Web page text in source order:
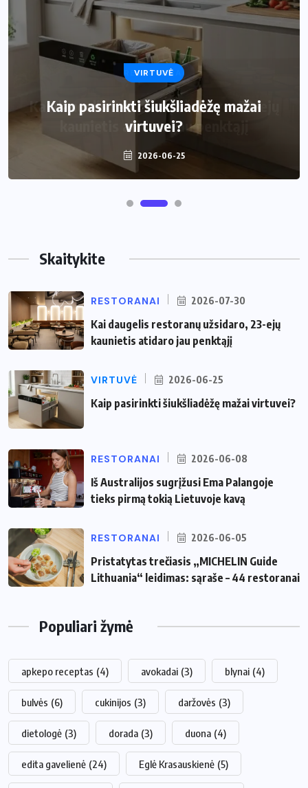
VIRTUVĖ
Kaip pasirinkti šiukšliadėžę mažai
virtuvei?
2026-06-25
Skaitykite
RESTORANAI 2026-07-30
Kai daugelis restoranų užsidaro, 23-ejų
kaunietis atidaro jau penktąjį
VIRTUVĖ 2026-06-25
Kaip pasirinkti šiukšliadėžę mažai virtuvei?
RESTORANAI 2026-06-08
Iš Australijos sugrįžusi Ema Palangoje
tieks pirmą tokią Lietuvoje kavą
RESTORANAI 2026-06-05
Pristatytas trečiasis „MICHELIN Guide
Lithuania“ leidimas: sąraše – 44 restoranai
Populiari žymė
apkepo receptas (4) avokadai (3) blynai (4)
bulvės (6) cukinijos (3) daržovės (3)
dietologė (3) dorada (3) duona (4)
edita gavelienė (24) Eglė Krasauskienė (5)